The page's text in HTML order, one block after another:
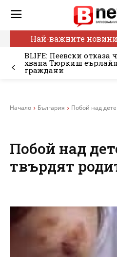
Най-важните
BLIFE: Пеевски отказа
хвана Тюркиш
граждани
Начало България Побой над
Побой над
твърдят